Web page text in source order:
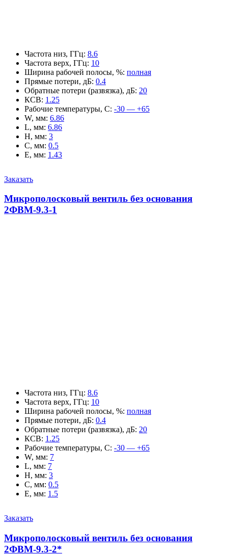
Частота низ, ГГц: 8.6
Частота верх, ГГц: 10
Ширина рабочей полосы, %: полная
Прямые потери, дБ: 0.4
Обратные потери (развязка), дБ: 20
КСВ: 1.25
Рабочие температуры, С: -30 — +65
W, мм: 6.86
L, мм: 6.86
H, мм: 3
C, мм: 0.5
E, мм: 1.43
Заказать
Микрополосковый вентиль без основания
2ФВМ-9.3-1
Частота низ, ГГц: 8.6
Частота верх, ГГц: 10
Ширина рабочей полосы, %: полная
Прямые потери, дБ: 0.4
Обратные потери (развязка), дБ: 20
КСВ: 1.25
Рабочие температуры, С: -30 — +65
W, мм: 7
L, мм: 7
H, мм: 3
C, мм: 0.5
E, мм: 1.5
Заказать
Микрополосковый вентиль без основания
2ФВМ-9.3-2*